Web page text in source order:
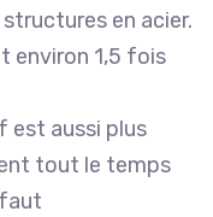
en acier.
environ 1,5 fois
est aussi plus
tout le temps